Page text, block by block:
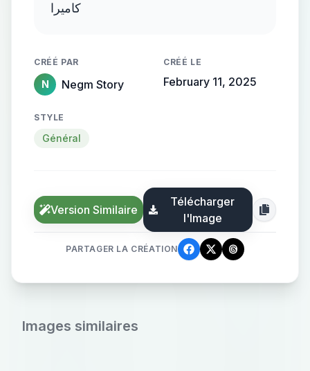
كاميرا
CRÉÉ PAR
N Negm Story
CRÉÉ LE
February 11, 2025
STYLE
Général
Version Similaire
Télécharger
l'Image
PARTAGER LA CRÉATION
Images similaires